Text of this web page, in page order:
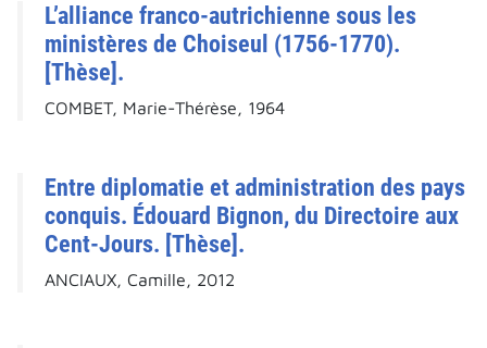
L’alliance franco-autrichienne sous les
ministères de Choiseul (1756-1770).
[Thèse].
COMBET, Marie-Thérèse, 1964
Entre diplomatie et administration des pays
conquis. Édouard Bignon, du Directoire aux
Cent-Jours. [Thèse].
ANCIAUX, Camille, 2012